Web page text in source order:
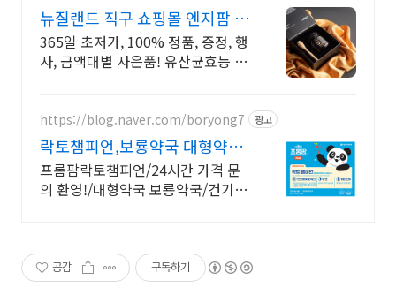
뉴질랜드 직구 쇼핑몰 엔지팜 회
원가입시 적립급 바로 지급
365일 초저가, 100% 정품, 증정, 행
사, 금액대별 사은품! 유산균효능 뉴
내드립니다.
https://blog.naver.com/boryong7 광고
락토챔피언,보룡약국 대형약국/
태릉입구,육사 근처
프롬팜락토챔피언/24시간 가격 문
의 환영!/대형약국 보룡약국/건기식
공감 구독하기